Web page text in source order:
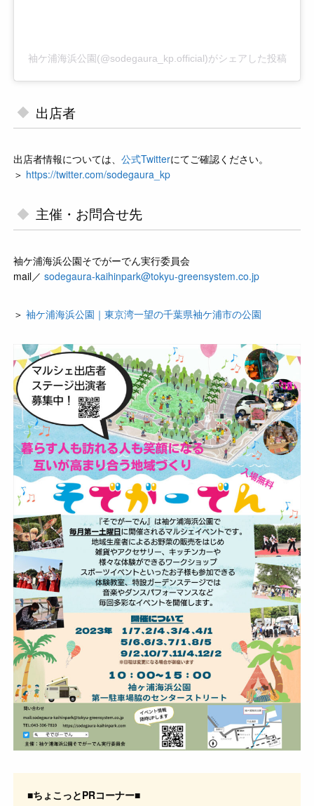
袖ケ浦海浜公園(@sodegaura_kp.official)がシェアした投稿
出店者
出店者情報については、公式Twitterにてご確認ください。
＞ https://twitter.com/sodegaura_kp
主催・お問合せ先
袖ケ浦海浜公園そでがーでん実行委員会
mail／ sodegaura-kaihinpark@tokyu-greensystem.co.jp
＞袖ケ浦海浜公園｜東京湾一望の千葉県袖ケ浦市の公園
■ちょこっとPRコーナー■